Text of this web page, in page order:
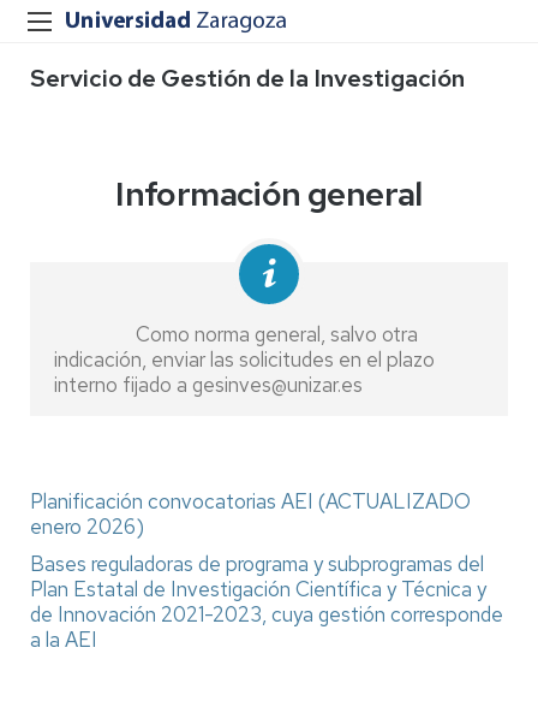
Servicio de Gestión de la Investigación
Información general
Como norma general, salvo otra
indicación, enviar las solicitudes en el plazo
interno fijado a gesinves@unizar.es
Planificación convocatorias AEI (ACTUALIZADO
enero 2026)
Bases reguladoras de programa y subprogramas del
Plan Estatal de Investigación Científica y Técnica y
de Innovación 2021-2023, cuya gestión corresponde
a la AEI